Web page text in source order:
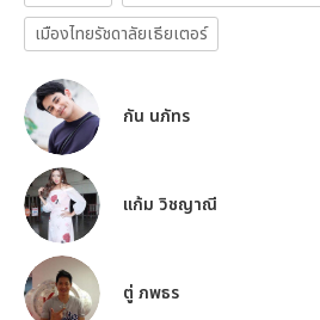
เมืองไทยรัชดาลัยเธียเตอร์
กัน นภัทร
แก้ม วิชญาณี
ตู่ ภพธร